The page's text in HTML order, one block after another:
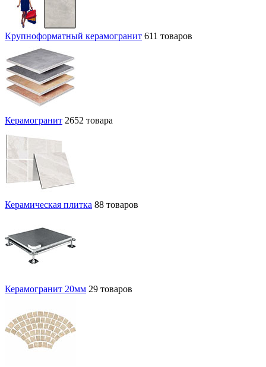
Крупноформатный керамогранит 611 товаров
Керамогранит 2652 товара
Керамическая плитка 88 товаров
Керамогранит 20мм 29 товаров